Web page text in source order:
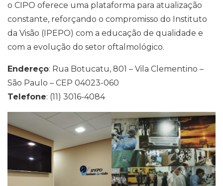
o CIPO oferece uma plataforma para atualização
constante, reforçando o compromisso do Instituto
da Visão (IPEPO) com a educação de qualidade e
com a evolução do setor oftalmológico.
Endereço: Rua Botucatu, 801 – Vila Clementino –
São Paulo – CEP 04023-060
Telefone: (11) 3016-4084